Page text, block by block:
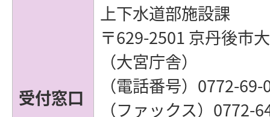
受付窓口
上下水道部施設課
〒629-2501 京丹後市
（大宮庁舎）
（電話番号）0772-69-
（ファックス）0772-